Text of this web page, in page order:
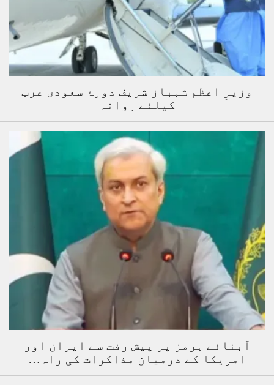
وزیرِ اعظم شہباز شریف دورۂ سعودی عرب
کیلئے روانہ
آبنائے ہرمز پر پیش رفت سے ایران اور
امریکا کے درمیان مذاکرات کی راہ…